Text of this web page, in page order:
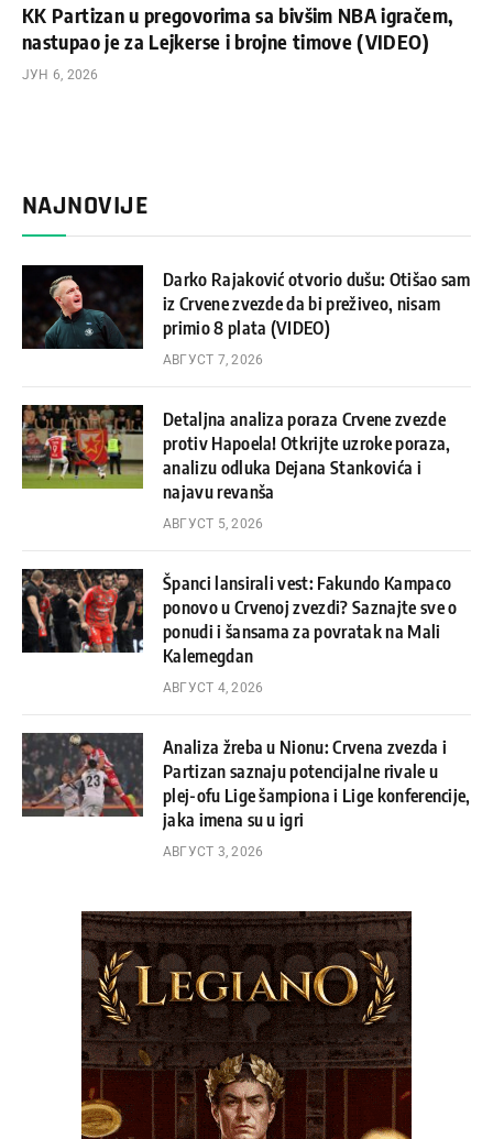
KK Partizan u pregovorima sa bivšim NBA igračem,
nastupao je za Lejkerse i brojne timove (VIDEO)
ЈУН 6, 2026
NAJNOVIJE
Darko Rajaković otvorio dušu: Otišao sam
iz Crvene zvezde da bi preživeo, nisam
primio 8 plata (VIDEO)
АВГУСТ 7, 2026
Detaljna analiza poraza Crvene zvezde
protiv Hapoela! Otkrijte uzroke poraza,
analizu odluka Dejana Stankovića i
najavu revanša
АВГУСТ 5, 2026
Španci lansirali vest: Fakundo Kampaco
ponovo u Crvenoj zvezdi? Saznajte sve o
ponudi i šansama za povratak na Mali
Kalemegdan
АВГУСТ 4, 2026
Analiza žreba u Nionu: Crvena zvezda i
Partizan saznaju potencijalne rivale u
plej-ofu Lige šampiona i Lige konferencije,
jaka imena su u igri
АВГУСТ 3, 2026